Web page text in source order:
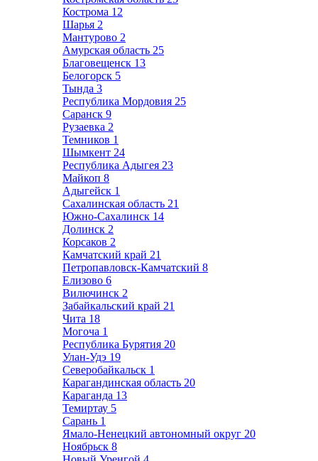
Кострома 12
Шарья 2
Мантурово 2
Амурская область 25
Благовещенск 13
Белогорск 5
Тында 3
Республика Мордовия 25
Саранск 9
Рузаевка 2
Темников 1
Шымкент 24
Республика Адыгея 23
Майкоп 8
Адыгейск 1
Сахалинская область 21
Южно-Сахалинск 14
Долинск 2
Корсаков 2
Камчатский край 21
Петропавловск-Камчатский 8
Елизово 6
Вилючинск 2
Забайкальский край 21
Чита 18
Могоча 1
Республика Бурятия 20
Улан-Удэ 19
Северобайкальск 1
Карагандинская область 20
Караганда 13
Темиртау 5
Сарань 1
Ямало-Ненецкий автономный округ 20
Ноябрьск 8